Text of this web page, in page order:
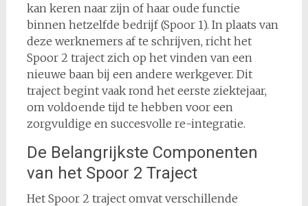
kan keren naar zijn of haar oude functie
binnen hetzelfde bedrijf (Spoor 1). In plaats van
deze werknemers af te schrijven, richt het
Spoor 2 traject zich op het vinden van een
nieuwe baan bij een andere werkgever. Dit
traject begint vaak rond het eerste ziektejaar,
om voldoende tijd te hebben voor een
zorgvuldige en succesvolle re-integratie.
De Belangrijkste Componenten
van het Spoor 2 Traject
Het Spoor 2 traject omvat verschillende